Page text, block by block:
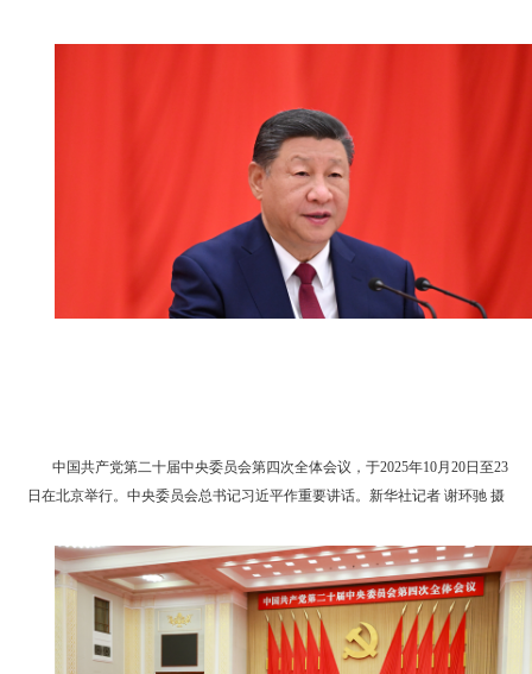
中国共产党第二十届中央委员会第四次全体会议，于2025年10月20日至23
日在北京举行。中央委员会总书记习近平作重要讲话。新华社记者 谢环驰 摄